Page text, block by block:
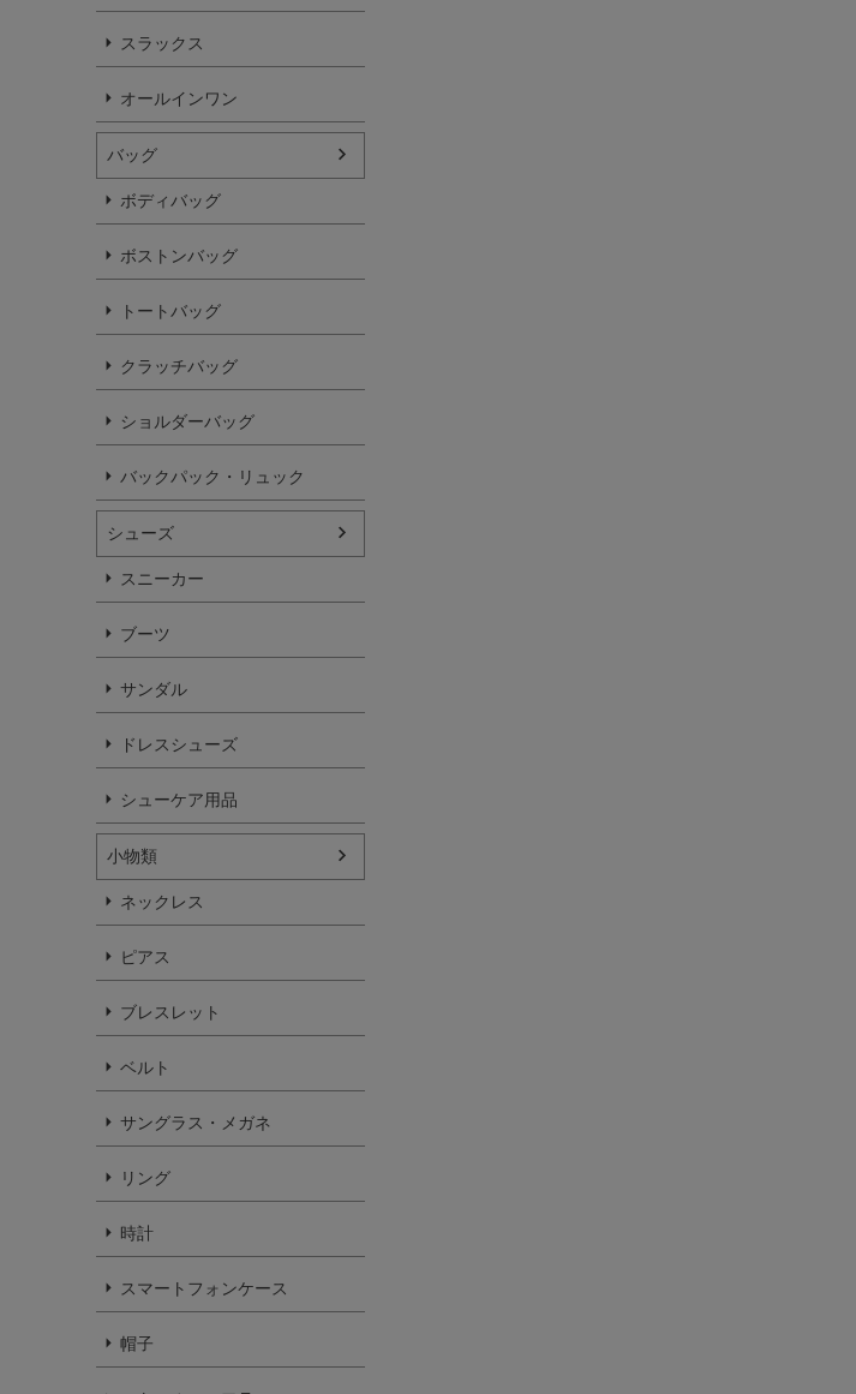
スラックス
オールインワン
バッグ
ボディバッグ
ボストンバッグ
トートバッグ
クラッチバッグ
ショルダーバッグ
バックパック・リュック
シューズ
スニーカー
ブーツ
サンダル
ドレスシューズ
シューケア用品
小物類
ネックレス
ピアス
ブレスレット
ベルト
サングラス・メガネ
リング
時計
スマートフォンケース
帽子